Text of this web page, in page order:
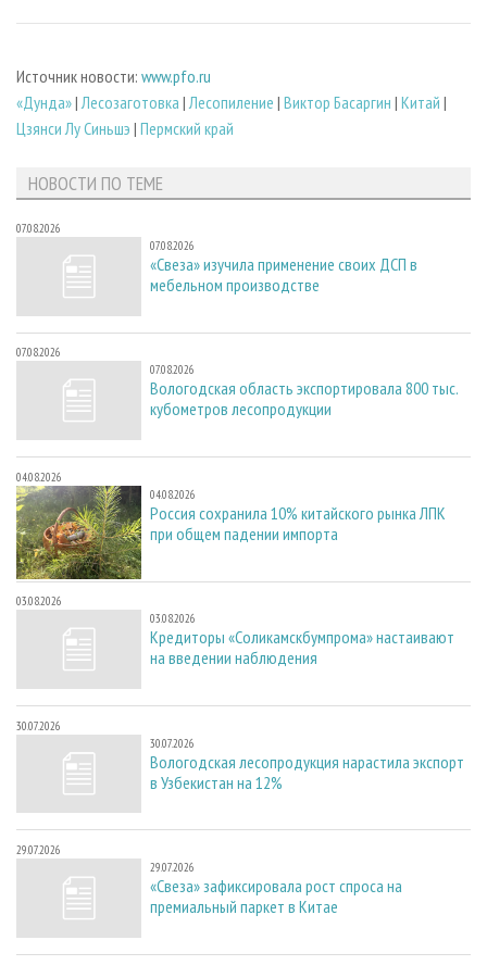
Источник новости: www.pfo.ru
«Дунда»|Лесозаготовка |Лесопиление | Виктор Басаргин | Китай |
Цзянси Лу Синьшэ | Пермский край
НОВОСТИ ПО ТЕМЕ
07.08.2026
07.08.2026
«Свеза» изучила применение своих ДСП в
мебельном производстве
07.08.2026
07.08.2026
Вологодская область экспортировала 800 тыс.
кубометров лесопродукции
04.08.2026
04.08.2026
Россия сохранила 10% китайского рынка ЛПК
при общем падении импорта
03.08.2026
03.08.2026
Кредиторы «Соликамскбумпрома» настаивают
на введении наблюдения
30.07.2026
30.07.2026
Вологодская лесопродукция нарастила экспорт
в Узбекистан на 12%
29.07.2026
29.07.2026
«Свеза» зафиксировала рост спроса на
премиальный паркет в Китае